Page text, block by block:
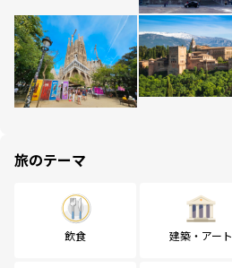
旅のテーマ
飲食 建築・アート